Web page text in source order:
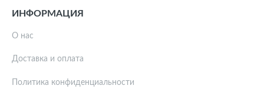
ИНФОРМАЦИЯ
О нас
Доставка и оплата
Политика конфиденциальности